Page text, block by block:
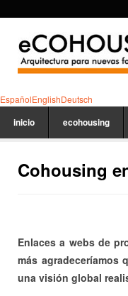
EspañolEnglishDeutsch
inicio ecohousing
Cohousing
Enlaces a webs de
más agradeceríamos
una visión global